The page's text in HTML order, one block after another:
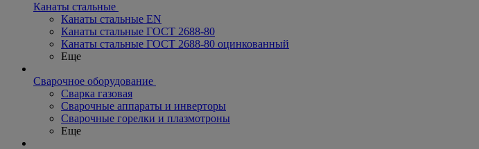
Канаты стальные
Канаты стальные EN
Канаты стальные ГОСТ 2688-80
Канаты стальные ГОСТ 2688-80 оцинкованный
Еще
Сварочное оборудование
Сварка газовая
Сварочные аппараты и инверторы
Сварочные горелки и плазмотроны
Еще